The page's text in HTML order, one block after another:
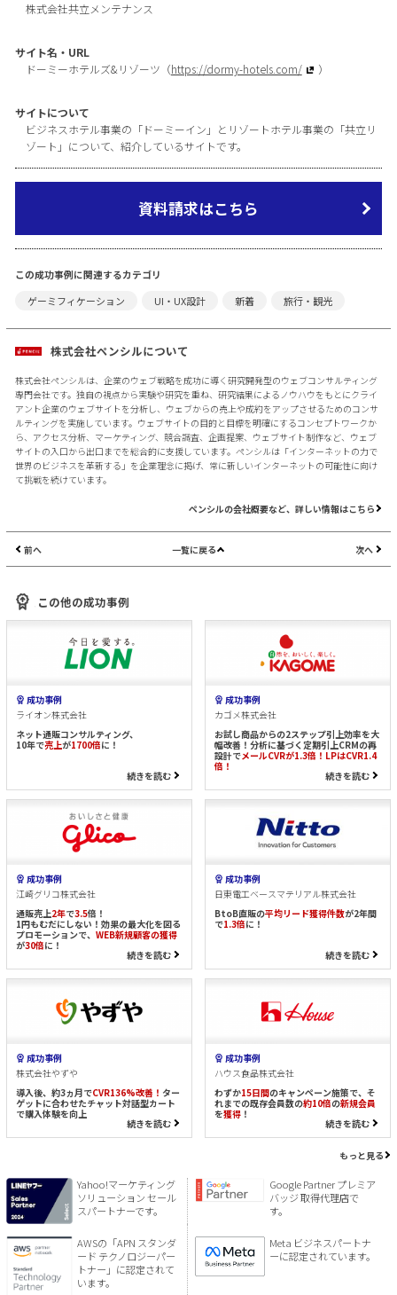
株式会社共立メンテナンス
サイト名・URL
ドーミーホテルズ&リゾーツ（https://dormy-hotels.com/ ）
サイトについて
ビジネスホテル事業の「ドーミーイン」とリゾートホテル事業の「共立リ
ゾート」について、紹介しているサイトです。
資料請求はこちら
この成功事例に関連するカテゴリ
ゲーミフィケーション
UI・UX設計 新着 旅行・観光
株式会社ペンシルについて
株式会社ペンシルは、企業のウェブ戦略を成功に導く研究開発型のウェブコンサルティング
専門会社です。独自の視点から実験や研究を重ね、研究結果によるノウハウをもとにクライ
アント企業のウェブサイトを分析し、ウェブからの売上や成約をアップさせるためのコンサ
ルティングを実施しています。ウェブサイトの目的と目標を明確にするコンセプトワークか
ら、アクセス分析、マーケティング、競合調査、企画提案、ウェブサイト制作など、ウェブ
サイトの入口から出口までを総合的に支援しています。ペンシルは「インターネットの力で
世界のビジネスを革新する」を企業理念に掲げ、常に新しいインターネットの可能性に向け
て挑戦を続けています。
ペンシルの会社概要など、詳しい情報はこちら
前へ 一覧に戻る 次へ
この他の成功事例
成功事例
ライオン株式会社
ネット通販コンサルティング、
10年で売上が1700倍に！
続きを読む
成功事例
カゴメ株式会社
お試し商品からの2ステップ引上効率を大
幅改善！分析に基づく定期引上CRMの再
設計でメールCVRが1.3倍！LPはCVR1.4
倍！
続きを読む
成功事例
江崎グリコ株式会社
通販売上2年で3.5倍！
1円もむだにしない！効果の最大化を図る
プロモーションで、WEB新規顧客の獲得
が30倍に！
続きを読む
成功事例
日東電工ベースマテリアル株式会社
BtoB直販の平均リード獲得件数が2年間
で1.3倍に！
続きを読む
成功事例
株式会社やずや
導入後、約3ヵ月でCVR136%改善！ ター
ゲットに合わせたチャット対話型カート
で購入体験を向上
続きを読む
成功事例
ハウス食品株式会社
わずか15日間のキャンペーン施策で、そ
れまでの既存会員数の約10倍の新規会員
を獲得！
続きを読む
もっと見る
Yahoo!マーケティング
ソリューション セール
スパートナーです。
Google Partner プレミア
バッジ 取得代理店で
す。
AWSの「APN スタンダ
ード テクノロジーパー
トナー」に認定されて
います。
Meta ビジネスパートナ
ーに認定されています。